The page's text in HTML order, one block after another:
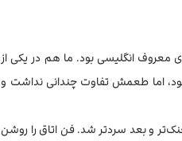
معروف انگلیسی بود. ما هم در یکی از
بود، اما طعمش تفاوت چندانی نداشت و
و بعد سردتر شد. فن اتاق را روشن